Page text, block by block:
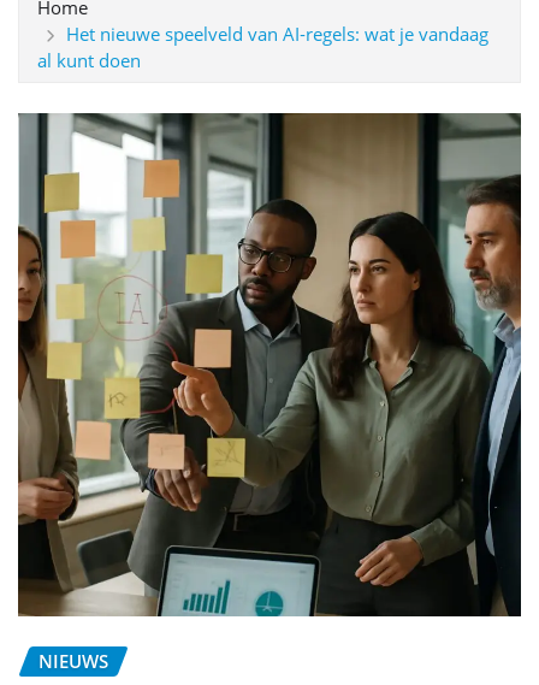
Home
Het nieuwe speelveld van AI‑regels: wat je vandaag
al kunt doen
NIEUWS